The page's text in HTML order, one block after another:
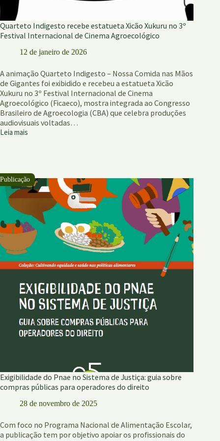
Quarteto Indigesto recebe estatueta Xicão Xukuru no 3º
Festival Internacional de Cinema Agroecológico
12 de janeiro de 2026
A animação Quarteto Indigesto – Nossa Comida nas Mãos
de Gigantes foi exibidido e recebeu a estatueta Xicão
Xukuru no 3º Festival Internacional de Cinema
Agroecológico (Ficaeco), mostra integrada ao Congresso
Brasileiro de Agroecologia (CBA) que celebra produções
audiovisuais voltadas…
Leia mais
Quarteto
Xicão
Xukuru
no
Festival
Internacional
de
Cinema
Agroecológico
Exigibilidade do Pnae no Sistema de Justiça: guia sobre
compras públicas para operadores do direito
28 de novembro de 2025
Com foco no Programa Nacional de Alimentação Escolar,
a publicação tem por objetivo apoiar os profissionais do